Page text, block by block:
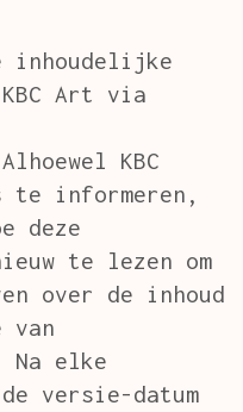
inhoudelijke
Art via
KBC
informeren,
deze
te lezen om
over de inhoud
van
elke
versie-datum